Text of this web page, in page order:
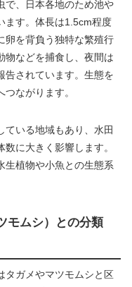
で、日本各地のため池や
ます。体長は1.5cm程度
卵を背負う独特な繁殖行
物などを捕食し、夜間は
告されています。生態を
ながります。
ている地域もあり、水田
に大きく影響します。
生植物や小魚との生態系
モムシ）との分類
タガメやマツモムシと区